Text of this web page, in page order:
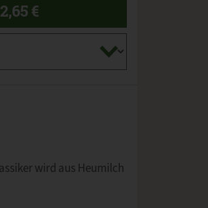
2,65 €
wird aus Heumilch